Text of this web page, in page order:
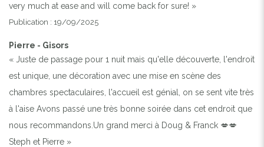
very much at ease and will come back for sure! »
Publication : 19/09/2025
Pierre - Gisors
« Juste de passage pour 1 nuit mais qu'elle découverte, l'endroit
est unique, une décoration avec une mise en scène des
chambres spectaculaires, l'accueil est génial, on se sent vite très
à l'aise Avons passé une très bonne soirée dans cet endroit que
nous recommandons.Un grand merci à Doug & Franck 💋💋
Steph et Pierre »